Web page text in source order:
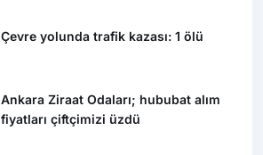
Çevre yolunda trafik kazası: 1 ölü
Ankara Ziraat Odaları; hububat alım
fiyatları çiftçimizi üzdü